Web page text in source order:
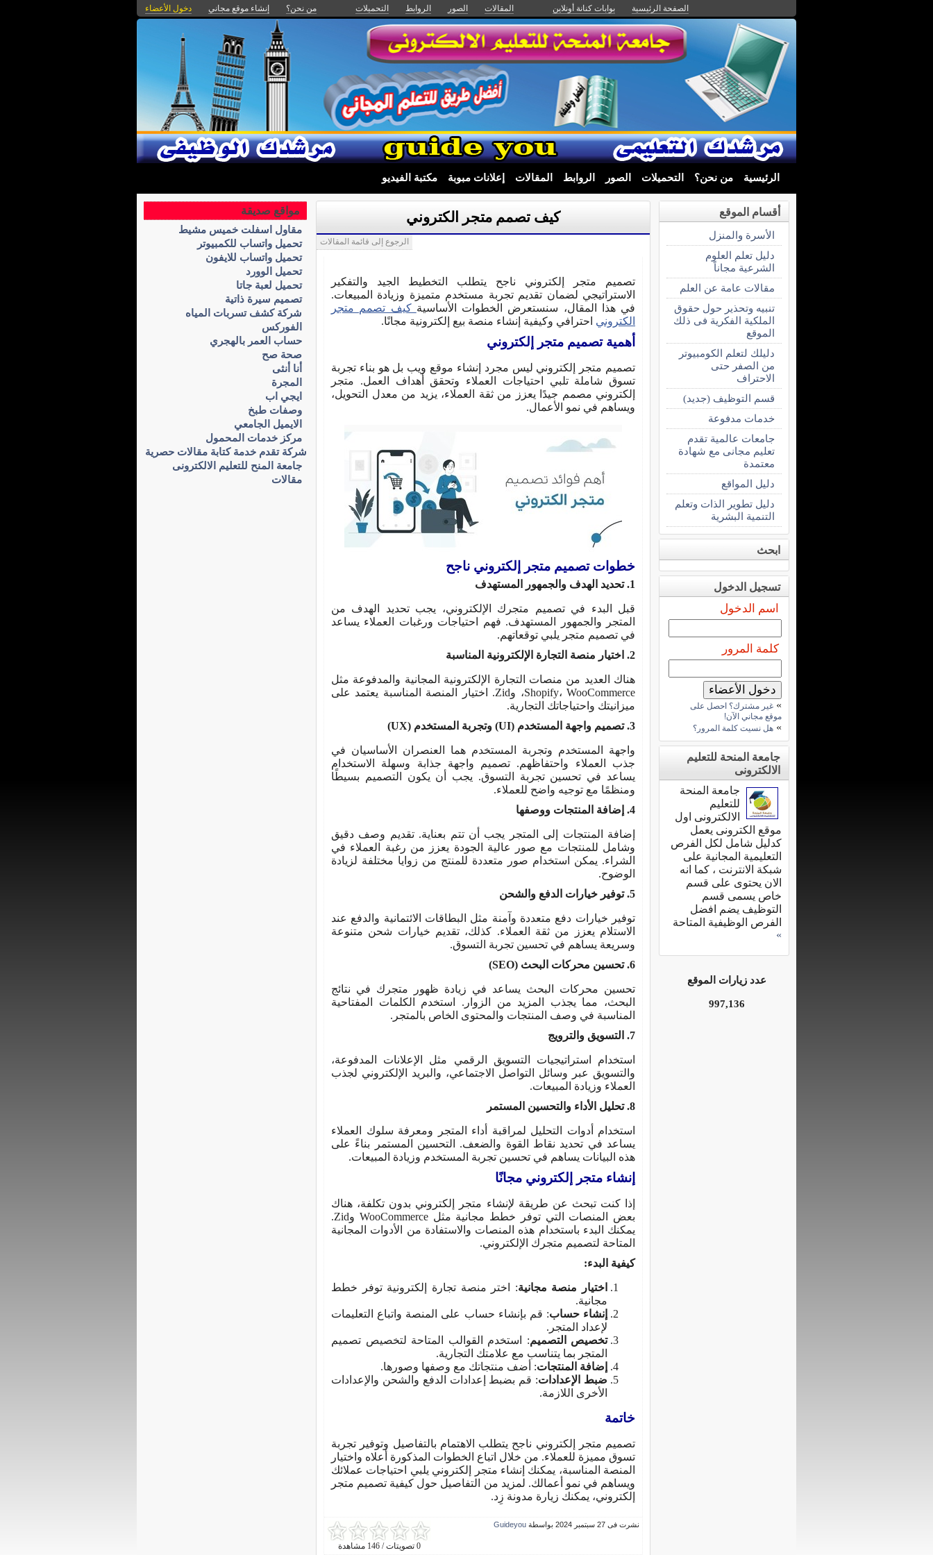
الصفحة الرئيسية بوابات كنانة أونلاين المقالات الصور الروابط التحميلات من نحن؟ إنشاء موقع مجاني دخول الأعضاء
الرئيسية من نحن؟ التحميلات الصور الروابط المقالات إعلانات مبوبة مكتبة الفيديو
كيف تصمم متجر الكتروني
الرجوع إلى قائمة المقالات
تصميم متجر إلكتروني ناجح يتطلب التخطيط الجيد والتفكير
الاستراتيجي لضمان تقديم تجربة مستخدم متميزة وزيادة المبيعات.
في هذا المقال، سنستعرض الخطوات الأساسية كيف تصمم متجر
الكتروني احترافي وكيفية إنشاء منصة بيع إلكترونية مجانًا.
أهمية تصميم متجر إلكتروني
تصميم متجر إلكتروني ليس مجرد إنشاء موقع ويب بل هو بناء تجربة
تسوق شاملة تلبي احتياجات العملاء وتحقق أهداف العمل. متجر
إلكتروني مصمم جيدًا يعزز من ثقة العملاء، يزيد من معدل التحويل،
ويساهم في نمو الأعمال.
خطوات تصميم متجر إلكتروني ناجح
1. تحديد الهدف والجمهور المستهدف
قبل البدء في تصميم متجرك الإلكتروني، يجب تحديد الهدف من
المتجر والجمهور المستهدف. فهم احتياجات ورغبات العملاء يساعد
في تصميم متجر يلبي توقعاتهم.
2. اختيار منصة التجارة الإلكترونية المناسبة
هناك العديد من منصات التجارة الإلكترونية المجانية والمدفوعة مثل
Shopify، WooCommerce، وZid. اختيار المنصة المناسبة يعتمد على
ميزانيتك واحتياجاتك التجارية.
3. تصميم واجهة المستخدم (UI) وتجربة المستخدم (UX)
واجهة المستخدم وتجربة المستخدم هما العنصران الأساسيان في
جذب العملاء واحتفاظهم. تصميم واجهة جذابة وسهلة الاستخدام
يساعد في تحسين تجربة التسوق. يجب أن يكون التصميم بسيطًا
ومنظمًا مع توجيه واضح للعملاء.
4. إضافة المنتجات ووصفها
إضافة المنتجات إلى المتجر يجب أن تتم بعناية. تقديم وصف دقيق
وشامل للمنتجات مع صور عالية الجودة يعزز من رغبة العملاء في
الشراء. يمكن استخدام صور متعددة للمنتج من زوايا مختلفة لزيادة
الوضوح.
5. توفير خيارات الدفع والشحن
توفير خيارات دفع متعددة وآمنة مثل البطاقات الائتمانية والدفع عند
الاستلام يعزز من ثقة العملاء. كذلك، تقديم خيارات شحن متنوعة
وسريعة يساهم في تحسين تجربة التسوق.
6. تحسين محركات البحث (SEO)
تحسين محركات البحث يساعد في زيادة ظهور متجرك في نتائج
البحث، مما يجذب المزيد من الزوار. استخدم الكلمات المفتاحية
المناسبة في وصف المنتجات والمحتوى الخاص بالمتجر.
7. التسويق والترويج
استخدام استراتيجيات التسويق الرقمي مثل الإعلانات المدفوعة،
والتسويق عبر وسائل التواصل الاجتماعي، والبريد الإلكتروني لجذب
العملاء وزيادة المبيعات.
8. تحليل الأداء والتحسين المستمر
استخدام أدوات التحليل لمراقبة أداء المتجر ومعرفة سلوك العملاء
يساعد في تحديد نقاط القوة والضعف. التحسين المستمر بناءً على
هذه البيانات يساهم في تحسين تجربة المستخدم وزيادة المبيعات.
إنشاء متجر إلكتروني مجانًا
إذا كنت تبحث عن طريقة لإنشاء متجر إلكتروني بدون تكلفة، هناك
بعض المنصات التي توفر خطط مجانية مثل WooCommerce وZid.
يمكنك البدء باستخدام هذه المنصات والاستفادة من الأدوات المجانية
المتاحة لتصميم متجرك الإلكتروني.
كيفية البدء:
اختيار منصة مجانية: اختر منصة تجارة إلكترونية توفر خطط
مجانية.
إنشاء حساب: قم بإنشاء حساب على المنصة واتباع التعليمات
لإعداد المتجر.
تخصيص التصميم: استخدم القوالب المتاحة لتخصيص تصميم
المتجر بما يتناسب مع علامتك التجارية.
إضافة المنتجات: أضف منتجاتك مع وصفها وصورها.
ضبط الإعدادات: قم بضبط إعدادات الدفع والشحن والإعدادات
الأخرى اللازمة.
خاتمة
تصميم متجر إلكتروني ناجح يتطلب الاهتمام بالتفاصيل وتوفير تجربة
تسوق مميزة للعملاء. من خلال اتباع الخطوات المذكورة أعلاه واختيار
المنصة المناسبة، يمكنك إنشاء متجر إلكتروني يلبي احتياجات عملائك
ويساهم في نمو أعمالك. لمزيد من التفاصيل حول كيفية تصميم متجر
إلكتروني، يمكنك زيارة مدونة زِد.
0 تصويتات / 146 مشاهدة
نشرت فى 27 سبتمبر 2024 بواسطة Guideyou
أقسام الموقع
الأسرة والمنزل
دليل تعلم العلوم
الشرعية مجاناً
مقالات عامة عن العلم
تنبيه وتحذير حول حقوق
الملكية الفكرية فى ذلك
الموقع
دليلك لتعلم الكومبيوتر
من الصفر حتى
الاحتراف
قسم التوظيف (جديد)
خدمات مدفوعة
جامعات عالمية تقدم
تعليم مجانى مع شهادة
معتمدة
دليل المواقع
دليل تطوير الذات وتعلم
التنمية البشرية
ابحث
تسجيل الدخول
اسم الدخول
كلمة المرور
» غير مشترك؟ احصل على
موقع مجاني الآن!
» هل نسيت كلمة المرور؟
جامعة المنحة للتعليم
الالكترونى
جامعة المنحة
للتعليم
الالكترونى اول
موقع الكترونى يعمل
كدليل شامل لكل الفرص
التعليمية المجانية على
شبكة الانترنت ، كما انه
الان يحتوى على قسم
خاص يسمى قسم
التوظيف يضم افضل
الفرص الوظيفية المتاحة
»
عدد زيارات الموقع
997,136
مواقع صديقة
مقاول اسفلت خميس مشيط
تحميل واتساب للكمبيوتر
تحميل واتساب للايفون
تحميل الوورد
تحميل لعبة جاتا
تصميم سيرة ذاتية
شركة كشف تسربات المياه
الفوركس
حساب العمر بالهجري
صحة صح
أنا أنثى
المجرة
ايجي اب
وصفات طبخ
الايميل الجامعي
مركز خدمات المحمول
شركة تقدم خدمة كتابة مقالات حصرية
جامعة المنح للتعليم الالكترونى
مقالات